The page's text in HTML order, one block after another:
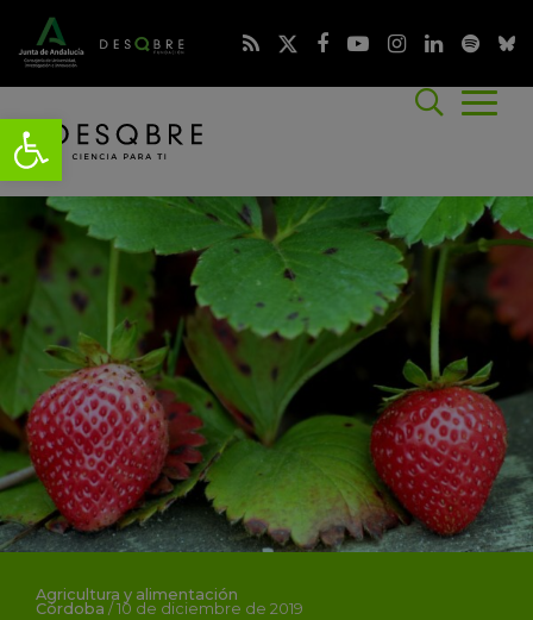
Agricultura y alimentación
Córdoba / 10 de diciembre de 2019